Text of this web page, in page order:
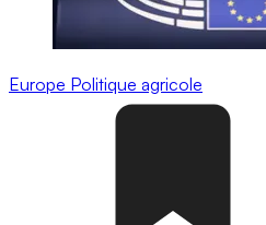
Europe Politique agricole